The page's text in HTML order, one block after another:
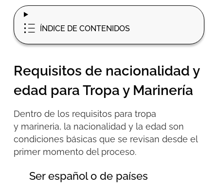
ÍNDICE DE CONTENIDOS
Requisitos de nacionalidad y
edad para Tropa y Marinería
Dentro de los requisitos para tropa
y marineria, la nacionalidad y la edad son
condiciones básicas que se revisan desde el
primer momento del proceso.
Ser español o de países